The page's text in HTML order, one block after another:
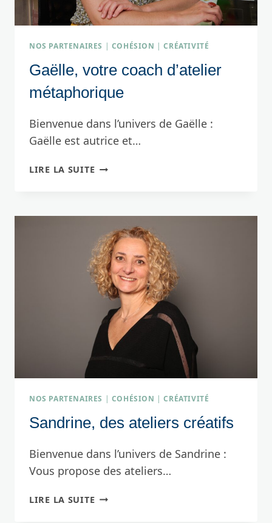
NOS PARTENAIRES | COHÉSION |CRÉATIVITÉ
Gaëlle, votre coach d’atelier
métaphorique
Bienvenue dans l’univers de Gaëlle :
Gaëlle est autrice et…
LIRE LA SUITEGAËLLE,
NOS PARTENAIRES | COHÉSION |CRÉATIVITÉ
Sandrine, des ateliers créatifs
Bienvenue dans l’univers de Sandrine :
Vous propose des ateliers…
LIRE LA SUITESANDRINE,